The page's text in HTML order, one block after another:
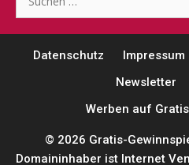
nach:
Datenschutz Impressum
Newsletter
Werben auf
© 2026 Gratis-
Domaininhaber ist Internet